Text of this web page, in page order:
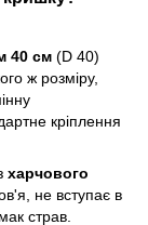
40 см (D 40)
ж розміру,
кріплення
харчового
не вступає в
страв.